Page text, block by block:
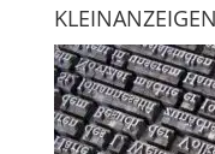
KLEINANZEIGEN